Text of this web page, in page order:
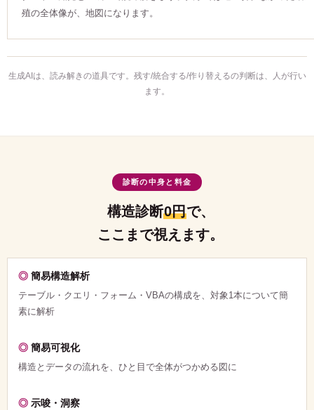
殖の全体像が、地図になります。
生成AIは、読み解きの道具です。残す/統合する/作り替えるの判断は、人が行い
ます。
診断の中身と料金
構造診断0円で、
ここまで視えます。
簡易構造解析
テーブル・クエリ・フォーム・VBAの構成を、対象1本について簡
素に解析
簡易可視化
構造とデータの流れを、ひと目で全体がつかめる図に
示唆・洞察